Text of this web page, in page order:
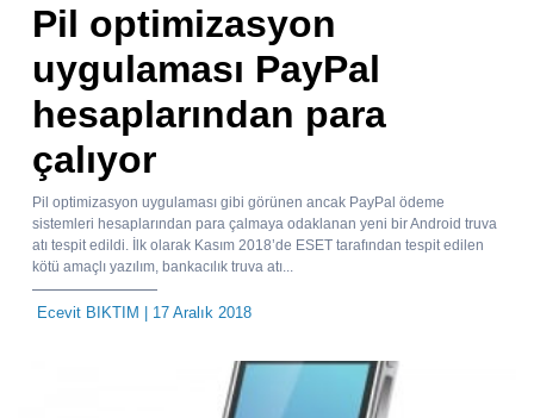
Pil optimizasyon
uygulaması PayPal
hesaplarından para
çalıyor
Pil optimizasyon uygulaması gibi görünen ancak PayPal ödeme
sistemleri hesaplarından para çalmaya odaklanan yeni bir Android truva
atı tespit edildi. İlk olarak Kasım 2018’de ESET tarafından tespit edilen
kötü amaçlı yazılım, bankacılık truva atı...
Ecevit BIKTIM | 17 Aralık 2018